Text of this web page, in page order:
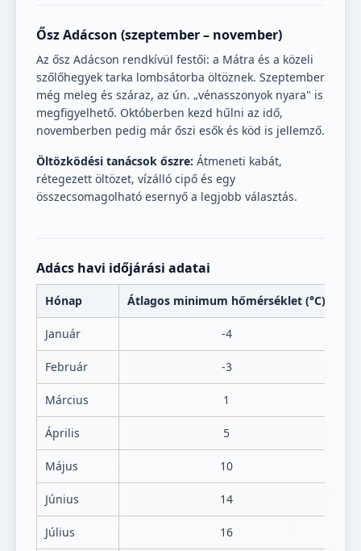
Ősz Adácson (szeptember – november)
Az ősz Adácson rendkívül festői: a Mátra és a közeli
szőlőhegyek tarka lombsátorba öltöznek. Szeptember
még meleg és száraz, az ún. „vénasszonyok nyara" is
megfigyelhető. Októberben kezd hűlni az idő,
novemberben pedig már őszi esők és köd is jellemző.
Öltözködési tanácsok őszre: Átmeneti kabát,
rétegezett öltözet, vízálló cipő és egy
összecsomagolható esernyő a legjobb választás.
Adács havi időjárási adatai
Hónap Átlagos minimum hőmérséklet (°C)
Január -4
Február -3
Március 1
Április 5
Május 10
Június 14
Július 16